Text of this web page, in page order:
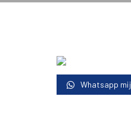
Whatsapp mij